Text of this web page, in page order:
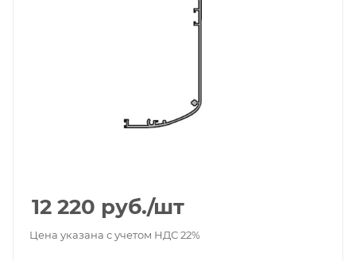
12 220 руб./шт
Цена указана с учетом НДС 22%